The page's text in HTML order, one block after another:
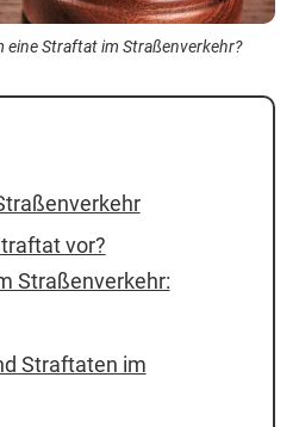
eine Straftat im Straßenverkehr?
vor?
Straßenverkehr:
Straftaten im